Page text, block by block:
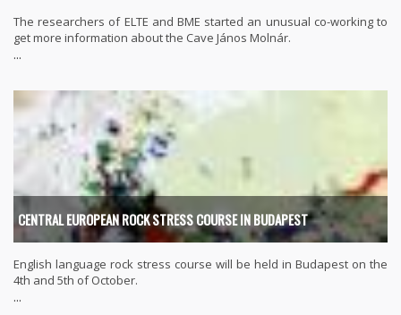
The researchers of ELTE and BME started an unusual co-working to
get more information about the Cave János Molnár.
...
CENTRAL EUROPEAN ROCK STRESS COURSE IN BUDAPEST
English language rock stress course will be held in Budapest on the
4th and 5th of October.
...